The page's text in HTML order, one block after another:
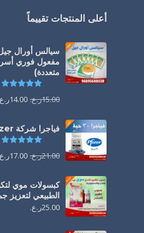
أعلى المنتجات تقييماً
مفعول فوري
متعددة)
15.00ر.ع. 14.00
فياجرا شركة Pfizer في عُمان
21.00ر.ع. 17.00
كبسولات موي
الطبيعي لتعزيز
25.00ر.ع.